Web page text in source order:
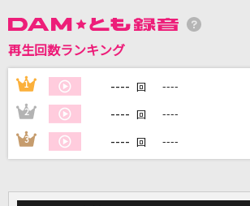
カラオケ最新情報をチェック！
DAMに会員登録・ログインして
カラオケをもっと楽しもう！
再生回数ランキング
1 ---- 回 ----
2 ---- 回 ----
3 ---- 回 ----